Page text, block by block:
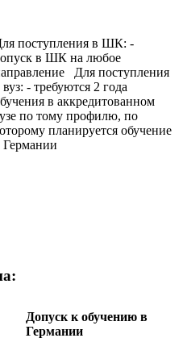
поступления в ШК: -
в ШК на любое
Для поступления
вуз: - требуются 2 года
в аккредитованном
по тому профилю, по
планируется обучение
Германии
Допуск к обучению в
Германии